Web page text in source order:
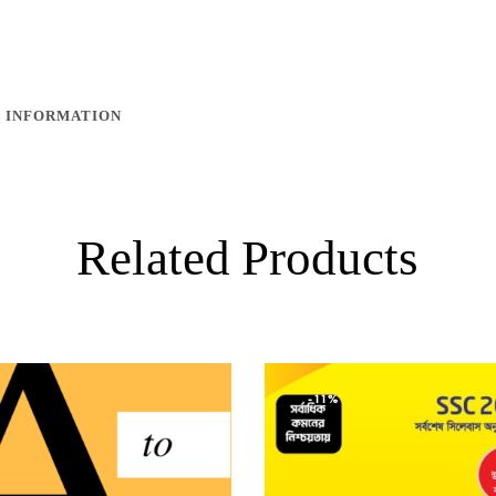
Related Products
-11%